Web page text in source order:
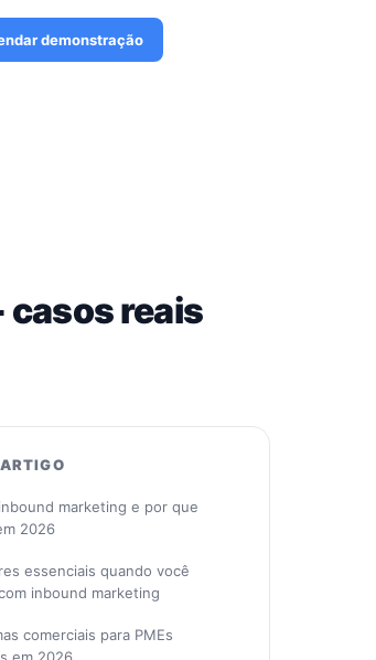
demonstração
casos reais
marketing e por que
2026
essenciais quando você
inbound marketing
comerciais para PMEs